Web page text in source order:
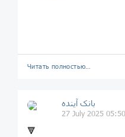
Читать полностью…
بانک آینده
27 July 2025 05:50
🔻